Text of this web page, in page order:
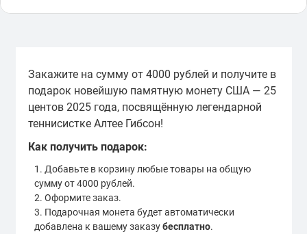
Закажите на сумму от 4000 рублей и получите в
подарок новейшую памятную монету США — 25
центов 2025 года, посвящённую легендарной
теннисистке Алтее Гибсон!
Как получить подарок:
Добавьте в корзину любые товары на общую
сумму от 4000 рублей.
Оформите заказ.
Подарочная монета будет автоматически
добавлена к вашему заказубесплатно.